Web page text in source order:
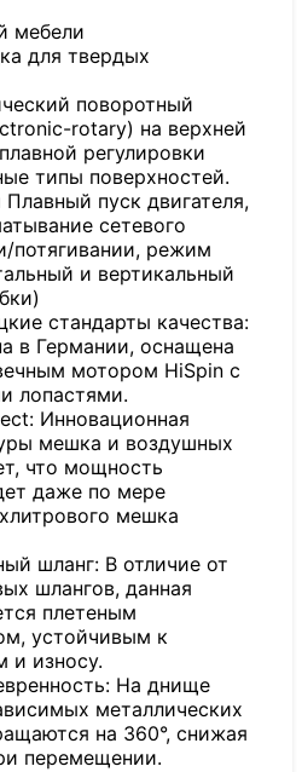
мебели
для твердых
поворотный
rotary) на верхней
регулировки
типы поверхностей.
пуск двигателя,
сетевого
потягивании, режим
и вертикальный
стандарты качества:
в Германии, оснащена
мотором HiSpin с
лопастями.
Инновационная
мешка и воздушных
что мощность
даже по мере
мешка
шланг: В отличие от
шлангов, данная
плетеным
устойчивым к
и износу.
На днище
металлических
на 360°, снижая
перемещении.